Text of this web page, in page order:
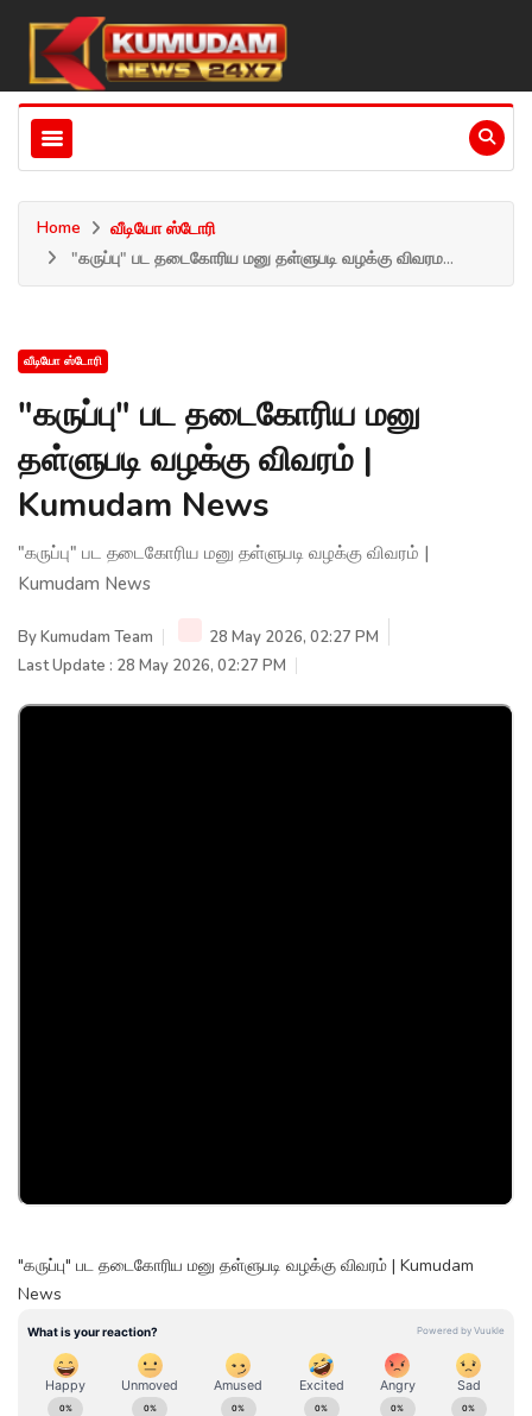
Home
வீடியோ ஸ்டோரி
"கருப்பு" பட தடைகோரிய மனு தள்ளுபடி வழக்கு விவரம...
வீடியோ ஸ்டோரி
"கருப்பு" பட தடைகோரிய மனு
தள்ளுபடி வழக்கு விவரம் |
Kumudam News
"கருப்பு" பட தடைகோரிய மனு தள்ளுபடி வழக்கு விவரம் |
Kumudam News
ByKumudam Team
28 May 2026, 02:27 PM
Last Update : 28 May 2026, 02:27 PM
"கருப்பு" பட தடைகோரிய மனு தள்ளுபடி வழக்கு விவரம் | Kumudam
News